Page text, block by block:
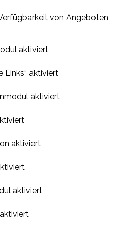
von Angeboten
aktiviert
Links“ aktiviert
aktiviert
aktiviert
aktiviert